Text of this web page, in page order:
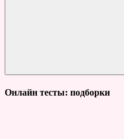
Онлайн тесты: подборки